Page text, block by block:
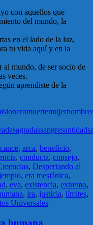
con aquellos que
del mundo, la
en el lado de la luz,
tu vida aquí y en la
al mundo, de ser socio de
veces.
aprendiste de la
muertemujernombre
sagradassangresantidad
, arca, beneficio,
, conducta, consejo,
, Despertando al
, era mesiánica,
, eva, existencia, extremo,
, ira, justicia, límites,
Universales
humana